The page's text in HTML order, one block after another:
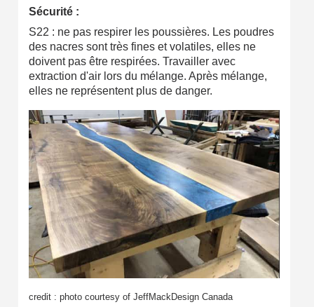
Sécurité :
S22 : ne pas respirer les poussières. Les poudres
des nacres sont très fines et volatiles, elles ne
doivent pas être respirées. Travailler avec
extraction d'air lors du mélange. Après mélange,
elles ne représentent plus de danger.
credit : photo courtesy of JeffMackDesign Canada